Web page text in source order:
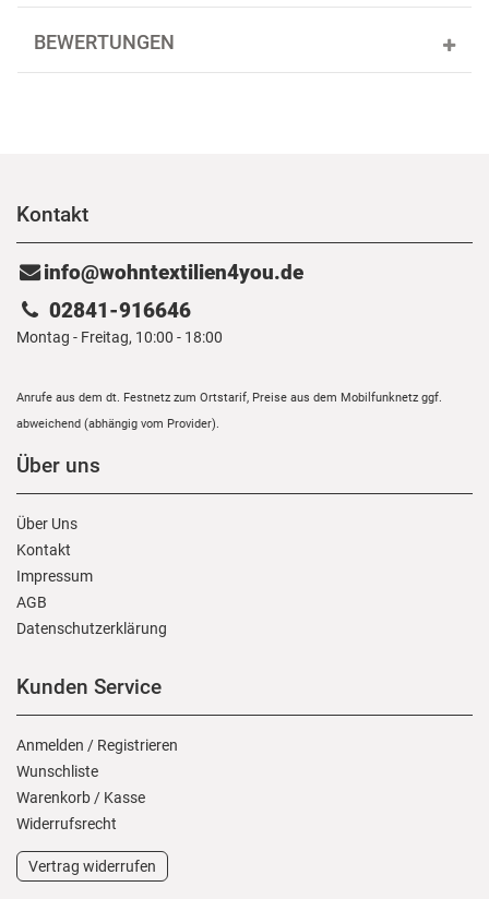
BEWERTUNGEN
Kontakt
info@wohntextilien4you.de
02841-916646
Montag - Freitag, 10:00 - 18:00
Anrufe aus dem dt. Festnetz zum Ortstarif, Preise aus dem Mobilfunknetz ggf.
abweichend (abhängig vom Provider).
Über uns
Über Uns
Kontakt
Impressum
AGB
Daten­schutz­erklärung
Kunden Service
Anmelden / Registrieren
Wunschliste
Warenkorb / Kasse
Widerrufs­recht
Vertrag widerrufen